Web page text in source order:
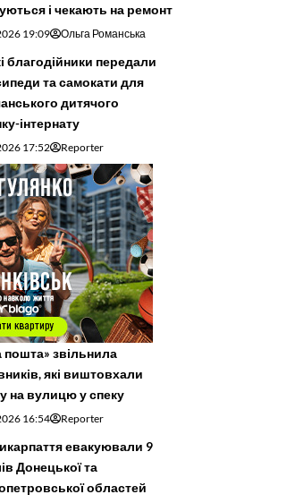
і чекають на ремонт
19:09 Ольга Романська
благодійники передали
та самокати для
дитячого
інтернату
17:52 Reporter
пошта» звільнила
які виштовхали
на вулицю у спеку
16:54 Reporter
евакуювали 9
Донецької та
областей